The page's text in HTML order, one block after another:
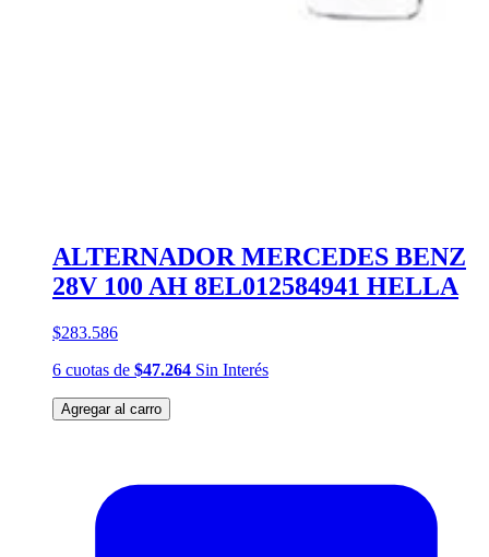
ALTERNADOR MERCEDES BENZ
28V 100 AH 8EL012584941 HELLA
$283.586
6 cuotas de $47.264 Sin Interés
Agregar al carro